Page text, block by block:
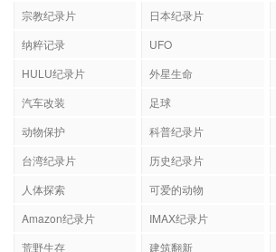
宗教纪录片
日本纪录片
纳粹记录
UFO
HULU纪录片
外星生命
汽车改装
足球
动物保护
科普纪录片
台湾纪录片
历史纪录片
人体探索
可爱的动物
Amazon纪录片
IMAX纪录片
荒野生存
建筑翻新